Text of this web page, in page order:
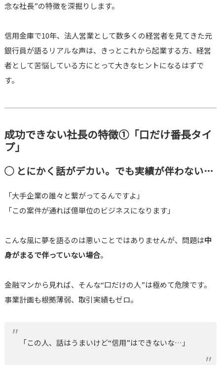
念な社長”の特徴を深掘りします。
信用金庫で10年、法人営業として数多くの経営者を見てきた元
銀行員が語るリアルな声は、きっとこれから起業する方、経営
者として苦悩している方にとって大きなヒントになるはずで
す。
成功できない社長の特徴①「口だけ番長タイ
プ」
◯ とにかく話がデカい。でも実績が伴わない…
「大手企業の誰々と繋がってるんですよ」
「この案件が通れば億単位のビジネスになります」
こんな風に夢を語るのは悪いことではありませんが、問題は中
身がまるで伴っていない場合。
金融マンから見れば、そんな“口だけの人”は極めて危険です。
事業計画も根拠薄弱、取引実績もゼロ。
「この人、話はうまいけど“信用”はできないな…」